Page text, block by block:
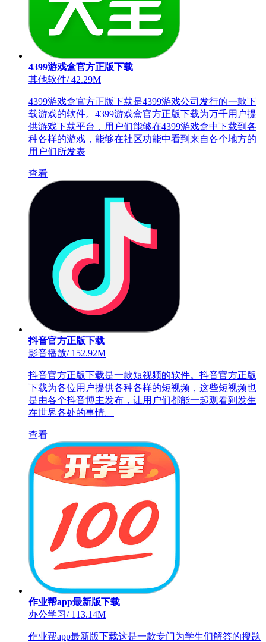
4399游戏盒官方正版下载
其他软件/42.29M
4399游戏盒官方正版下载是4399游戏公司发行的一款下
载游戏的软件。4399游戏盒官方正版下载为万千用户提
供游戏下载平台，用户们能够在4399游戏盒中下载到各
种各样的游戏，能够在社区功能中看到来自各个地方的
用户们所发表
查看
抖音官方正版下载
影音播放/152.92M
抖音官方正版下载是一款短视频的软件。抖音官方正版
下载为各位用户提供各种各样的短视频，这些短视频也
是由各个抖音博主发布，让用户们都能一起观看到发生
在世界各处的事情。
查看
作业帮app最新版下载
办公学习/113.14M
作业帮app最新版下载这是一款专门为学生们解答的搜题